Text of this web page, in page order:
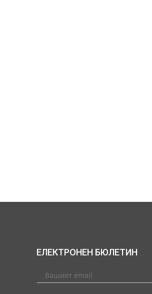
ЕЛЕКТРОНЕН БЮЛЕТИН